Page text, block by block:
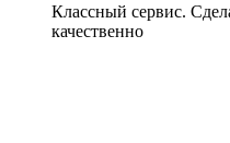
Классный сервис.
качественно